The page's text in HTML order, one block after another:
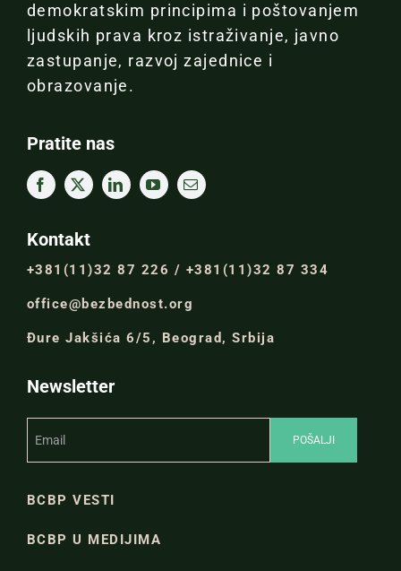
demokratskim principima i poštovanjem
ljudskih prava kroz istraživanje, javno
zastupanje, razvoj zajednice i
obrazovanje.
Pratite nas
Kontakt
+381(11)32 87 226 / +381(11)32 87 334
office@bezbednost.org
Đure Jakšića 6/5, Beograd, Srbija
Newsletter
BCBP VESTI
BCBP U MEDIJIMA